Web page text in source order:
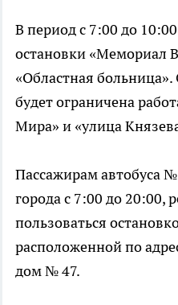
В период с 7:00 до
остановки «Мемориал
«Областная
будет ограничена
Мира» и «улица
Пассажирам автобуса
города с 7:00 до 20:00,
пользоваться
расположенной по
дом № 47.